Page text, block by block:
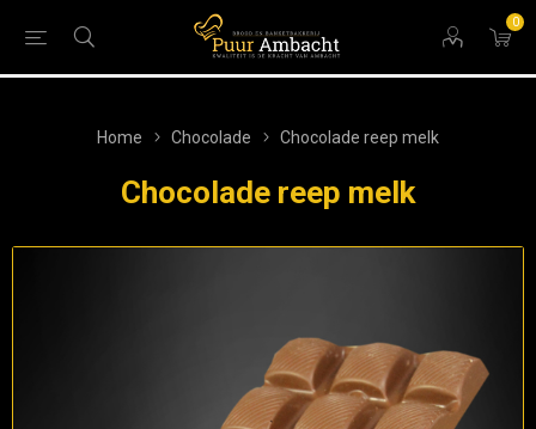
0
Home Chocolade Chocolade reep melk
Chocolade reep melk